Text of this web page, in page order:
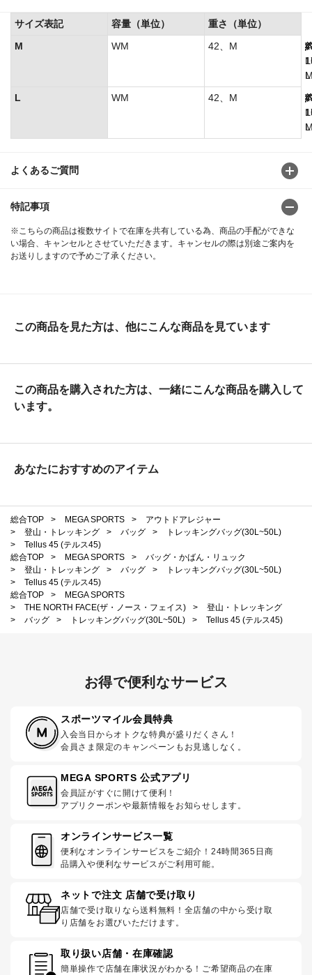
よくあるご質問
特記事項
※こちらの商品は複数サイトで在庫を共有している為、商品の手配ができな
い場合、キャンセルとさせていただきます。キャンセルの際は別途ご案内を
お送りしますので予めご了承ください。
サイズ表記 容量（単位）
重さ（単位）
M
WM 42、M
L
L
L WM 42、M
L
L
この商品を見た方は、他にこんな商品を見ています
この商品を購入された方は、一緒にこんな商品を購入して
います。
あなたにおすすめのアイテム
総合TOP > MEGA SPORTS >
アウトドアレジャー
>
登山・トレッキング > バッグ >
トレッキングバッグ(30L~50L)
>
Tellus 45 (テルス45)
総合TOP
> MEGA SPORTS >
バッグ・かばん・リュック
>
登山・トレッキング > バッグ >
トレッキングバッグ(30L~50L)
>
Tellus 45 (テルス45)
総合TOP
>
MEGA SPORTS
>
THE NORTH FACE(ザ・ノース・フェイス) >
登山・トレッキング
>
バッグ > トレッキングバッグ(30L~50L) > Tellus 45 (テルス45)
お得で便利なサービス
スポーツマイル会員特典
入会当日からオトクな特典が盛りだくさん！
会員さま限定のキャンペーンもお見逃しなく。
MEGA SPORTS 公式アプリ
会員証がすぐに開けて便利！
アプリクーポンや最新情報をお知らせします。
オンラインサービス一覧
便利なオンラインサービスをご紹介！24時間365日商
品購入や便利なサービスがご利用可能。
ネットで注文 店舗で受け取り
店舗で受け取りなら送料無料！全店舗の中から受け取
り店舗をお選びいただけます。
取り扱い店舗・在庫確認
簡単操作で店舗在庫状況がわかる！ご希望商品の在庫